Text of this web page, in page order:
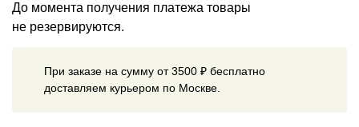
До момента получения платежа товары
не резервируются.
При заказе на сумму от 3500 ₽ бесплатно
доставляем курьером по Москве.